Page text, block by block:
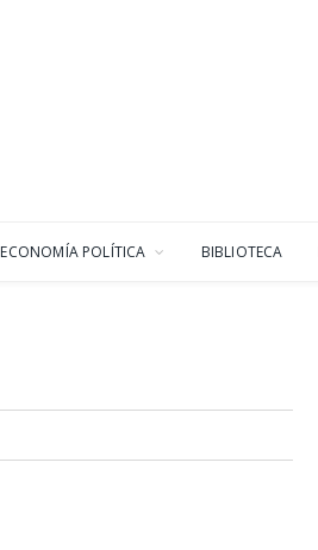
ECONOMÍA POLÍTICA BIBLIOTECA